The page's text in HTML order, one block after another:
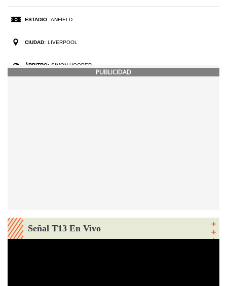
PUBLICIDAD
Señal T13 En Vivo